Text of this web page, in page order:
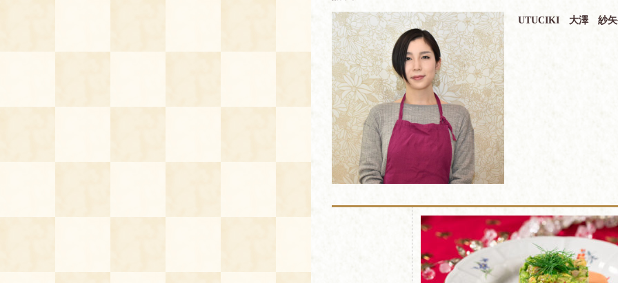
UTUCIKI 大澤 紗矢